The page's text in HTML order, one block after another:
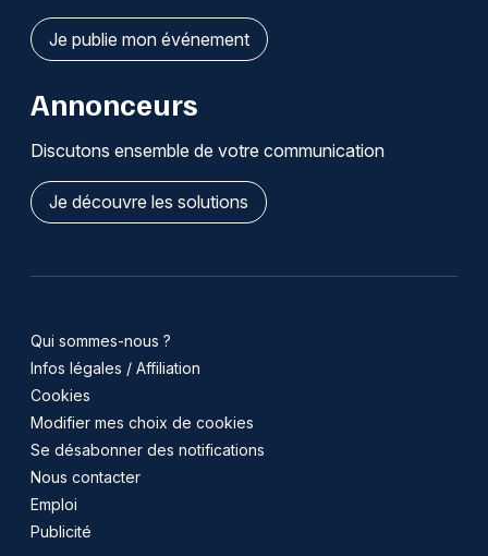
Je publie mon événement
Annonceurs
Discutons ensemble de votre communication
Je découvre les solutions
Qui sommes-nous ?
Infos légales / Affiliation
Cookies
Modifier mes choix de cookies
Se désabonner des notifications
Nous contacter
Emploi
Publicité